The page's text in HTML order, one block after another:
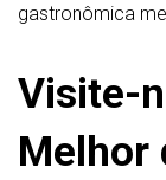
gastronômica
Visite-
Melhor